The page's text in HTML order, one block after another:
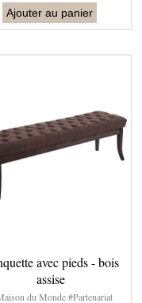
Ajouter au panier
avec pieds - bois
assise
du Monde #Partenariat